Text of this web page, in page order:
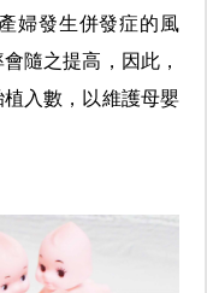
婦發生併發症的風
隨之提高，因此，
入數，以維護母嬰